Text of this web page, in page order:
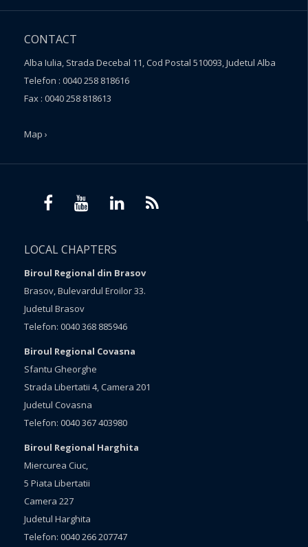
CONTACT
Alba Iulia, Strada Decebal 11, Cod Postal 510093, Judetul Alba
Telefon : 0040 258 818616
Fax : 0040 258 818613
Map ›
LOCAL CHAPTERS
Biroul Regional din Brasov
Brasov, Bulevardul Eroilor 33.
Judetul Brasov
Telefon: 0040 368 885946
Biroul Regional Covasna
Sfantu Gheorghe
Strada Libertatii 4, Camera 201
Judetul Covasna
Telefon: 0040 367 403980
Biroul Regional Harghita
Miercurea Ciuc,
5 Piata Libertatii
Camera 227
Judetul Harghita
Telefon: 0040 266 207747